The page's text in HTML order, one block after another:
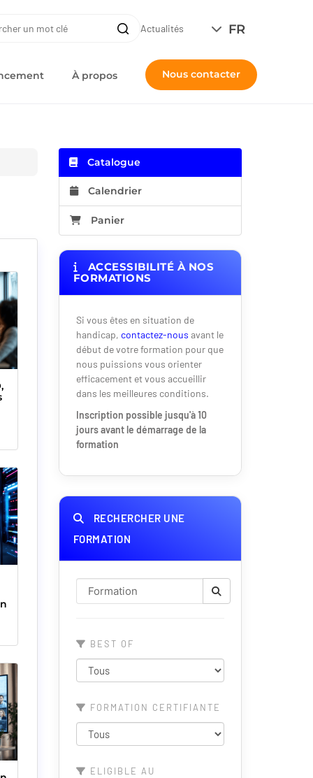
FR
Recherche
Actualités
À propos Nous contacter
Catalogue
Calendrier
Panier
ACCESSIBILITÉ À NOS
FORMATIONS
Si vous êtes en situation de
handicap, contactez-nous avant le
début de votre formation pour que
nous puissions vous orienter
efficacement et vous accueillir
dans les meilleures conditions.
Inscription possible jusqu'à 10
jours avant le démarrage de la
formation
RECHERCHER UNE
FORMATION
BEST OF
FORMATION CERTIFIANTE
ELIGIBLE AU